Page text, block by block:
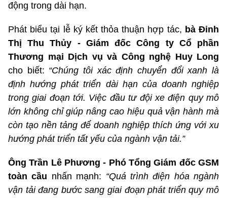
động trong dài hạn.
Phát biểu tại lễ ký kết thỏa thuận hợp tác, bà Đinh
Thị Thu Thủy - Giám đốc Công ty Cổ phần
Thương mại Dịch vụ và Công nghệ Huy Long
cho biết: “Chúng tôi xác định chuyển đổi xanh là
định hướng phát triển dài hạn của doanh nghiệp
trong giai đoạn tới. Việc đầu tư đội xe điện quy mô
lớn không chỉ giúp nâng cao hiệu quả vận hành mà
còn tạo nền tảng để doanh nghiệp thích ứng với xu
hướng phát triển tất yếu của ngành vận tải.”
Ông Trần Lê Phương - Phó Tổng Giám đốc GSM
toàn cầu nhấn mạnh: “Quá trình điện hóa ngành
vận tải đang bước sang giai đoạn phát triển quy mô